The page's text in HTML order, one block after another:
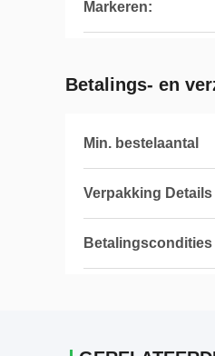
Markeren:
Betalings- en
Min. bestelaantal
Verpakking Details
Betalingscondities